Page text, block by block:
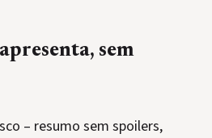
sem
– resumo sem spoilers,